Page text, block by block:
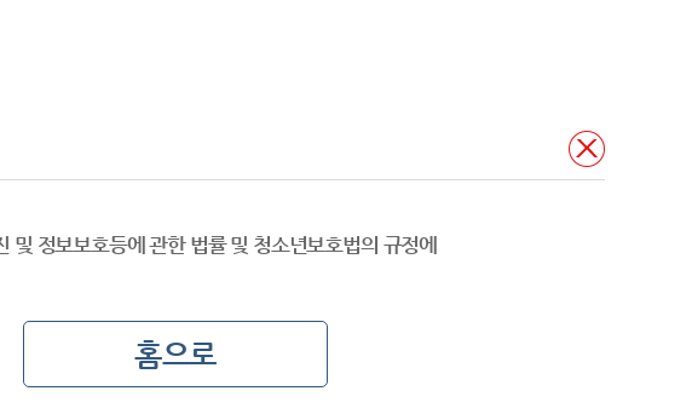
및 정보보호등에 관한 법률 및 청소년보호법의 규정에
홈으로